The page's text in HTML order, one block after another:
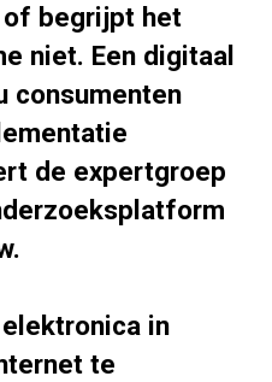
of begrijpt het
niet. Een digitaal
consumenten
de expertgroep
in
te